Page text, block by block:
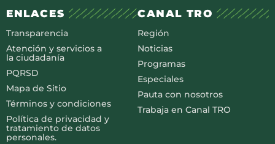
ENLACES
Transparencia
Atención y servicios a
la ciudadanía
PQRSD
Mapa de Sitio
Términos y condiciones
Política de privacidad y
tratamiento de datos
personales.
CANAL TRO
Región
Noticias
Programas
Especiales
Pauta con nosotros
Trabaja en Canal TRO